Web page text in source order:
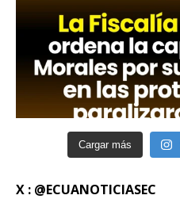
Cargar más
X : @ECUANOTICIASEC